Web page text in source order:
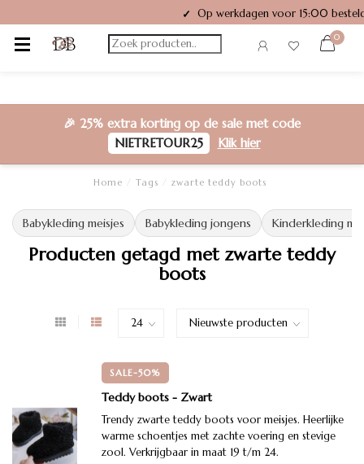
✓ Op werkdagen voor 15:00
0
🎉 25% extra korting op de sale met code
NIETRETOUR25
Klik hier
Home Tags zwarte teddy boots
Babykleding meisjes Babykleding jongens Kinderkleding
Producten getagd met zwarte teddy
boots
SALE-50%
Teddy boots - Zwart
Trendy zwarte teddy boots voor meisjes. Heerlijke
warme schoentjes met zachte voering en stevige
zool. Verkrijgbaar in maat 19 t/m 24.